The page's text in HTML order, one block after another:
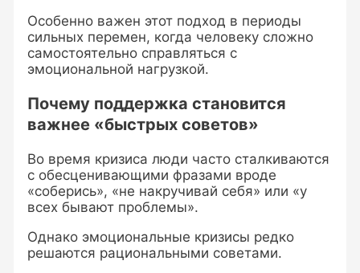
Особенно важен этот подход в периоды
сильных перемен, когда человеку сложно
самостоятельно справляться с
эмоциональной нагрузкой.
Почему поддержка становится
важнее «быстрых советов»
Во время кризиса люди часто сталкиваются
с обесценивающими фразами вроде
«соберись», «не накручивай себя» или «у
всех бывают проблемы».
Однако эмоциональные кризисы редко
решаются рациональными советами.